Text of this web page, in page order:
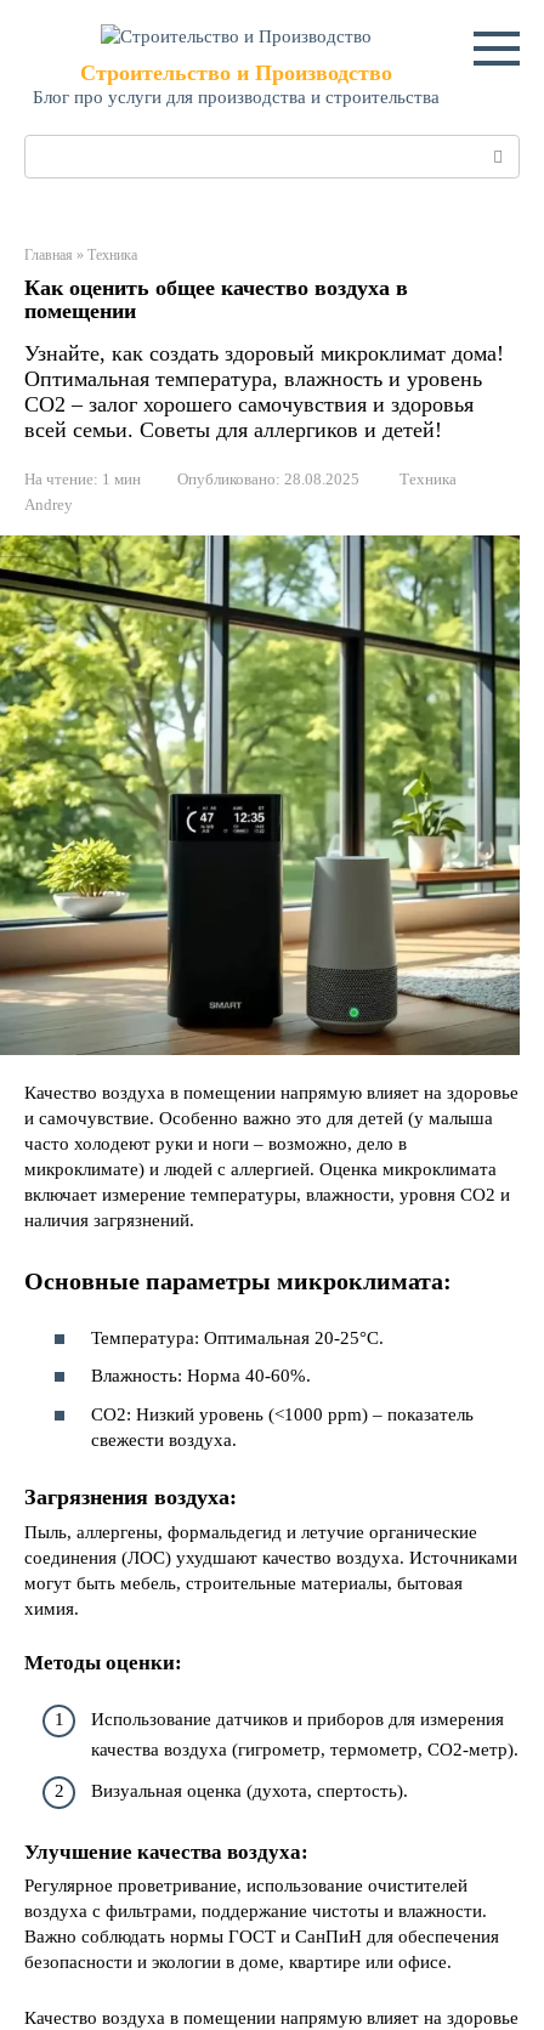
Строительство и Производство
Блог про услуги для производства и строительства
Главная » Техника
Как оценить общее качество воздуха в
помещении
Узнайте, как создать здоровый микроклимат дома!
Оптимальная температура, влажность и уровень
CO2 – залог хорошего самочувствия и здоровья
всей семьи. Советы для аллергиков и детей!
На чтение: 1 мин Опубликовано: 28.08.2025
Техника
Andrey
Качество воздуха в помещении напрямую влияет на здоровье
и самочувствие. Особенно важно это для детей (у малыша
часто холодеют руки и ноги – возможно, дело в
микроклимате) и людей с аллергией. Оценка микроклимата
включает измерение температуры, влажности, уровня CO2 и
наличия загрязнений.
Основные параметры микроклимата:
Температура: Оптимальная 20-25°C.
Влажность: Норма 40-60%.
CO2: Низкий уровень (<1000 ppm) – показатель
свежести воздуха.
Загрязнения воздуха:
Пыль, аллергены, формальдегид и летучие органические
соединения (ЛОС) ухудшают качество воздуха. Источниками
могут быть мебель, строительные материалы, бытовая
химия.
Методы оценки:
Использование датчиков и приборов для измерения
качества воздуха (гигрометр, термометр, CO2-метр).
Визуальная оценка (духота, спертость).
Улучшение качества воздуха:
Регулярное проветривание, использование очистителей
воздуха с фильтрами, поддержание чистоты и влажности.
Важно соблюдать нормы ГОСТ и СанПиН для обеспечения
безопасности и экологии в доме, квартире или офисе.
Качество воздуха в помещении напрямую влияет на здоровье